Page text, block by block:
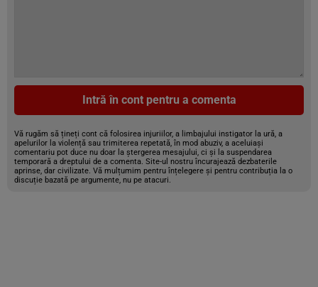
Intră în cont pentru a comenta
Vă rugăm să țineți cont că folosirea injuriilor, a limbajului instigator la ură, a
apelurilor la violență sau trimiterea repetată, în mod abuziv, a aceluiași
comentariu pot duce nu doar la ștergerea mesajului, ci și la suspendarea
temporară a dreptului de a comenta. Site-ul nostru încurajează dezbaterile
aprinse, dar civilizate. Vă mulțumim pentru înțelegere și pentru contribuția la o
discuție bazată pe argumente, nu pe atacuri.